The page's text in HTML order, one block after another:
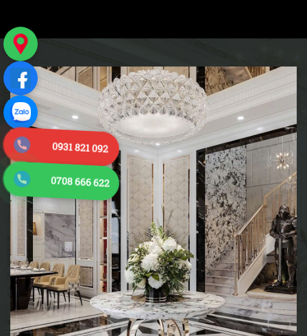
0931 821 092
0708 666 622